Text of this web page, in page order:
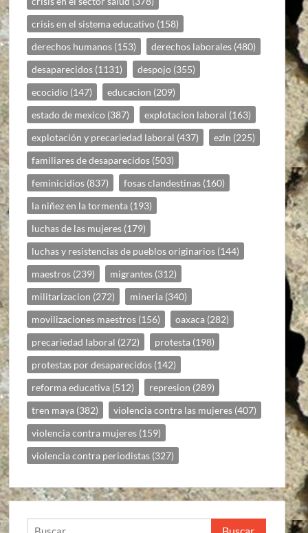
crisis en el sistema educativo (158)
derechos humanos (153) derechos laborales (480)
desaparecidos (1131) despojo (355)
ecocidio (147) educacion (209)
estado de mexico (387) explotacion laboral (163)
explotación y precariedad laboral (437) ezln (225)
familiares de desaparecidos (503)
feminicidios (837) fosas clandestinas (160)
la niñez en la tormenta (193)
luchas de las mujeres (179)
luchas y resistencias de pueblos originarios (144)
maestros (239) migrantes (312)
militarizacion (272) mineria (340)
movilizaciones maestros (156) oaxaca (282)
precariedad laboral (272) protesta (198)
protestas por desaparecidos (142)
reforma educativa (512) represion (289)
tren maya (382) violencia contra las mujeres (407)
violencia contra mujeres (159)
violencia contra periodistas (327)
Buscar: